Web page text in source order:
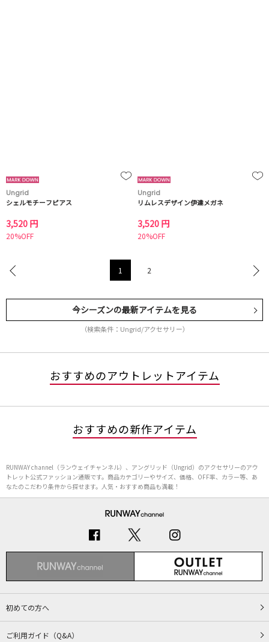
Ungrid
シェルモチーフピアス
3,520 円
20%OFF
Ungrid
リムレスデザイン伊達メガネ
3,520 円
20%OFF
1 2
今シーズンの最新アイテムを見る
（検索条件：Ungrid/アクセサリー）
おすすめのアウトレットアイテム
おすすめの新作アイテム
RUNWAY channel（ランウェイチャンネル）、アングリッド（Ungrid）のアクセサリーのアウ
トレット公式ファッション通販です。商品カテゴリーやサイズ、価格、OFF率、カラー等、あ
なたのこだわり条件から探せます。人気・おすすめ商品も満載！
初めての方へ
ご利用ガイド（Q&A）